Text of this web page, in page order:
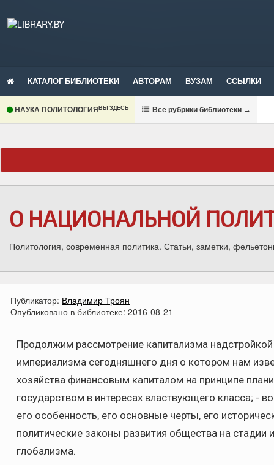
КАТАЛОГ БИБЛИОТЕКИ АВТОРАМ ВУЗАМ ССЫЛКИ
НАУКА ПОЛИТОЛОГИЯВЫ ЗДЕСЬ Все рубрики библиотеки →
О НАЦИОНАЛЬНОЙ
Политология, современная политика. Статьи, заметки,
Публикатор: Владимир Троян
Опубликовано в библиотеке: 2016-08-21
Продолжим рассмотрение капитализма
империализма сегодняшнего дня о котором нам
хозяйства финансовым капиталом на принципе
государством в интересах властвующего класса; -
его особенность, его основные черты, его
политические законы развития общества на стадии
глобализма.